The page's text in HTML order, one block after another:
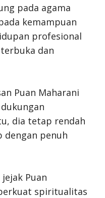
pada agama
kemampuan
profesional
dan
Puan Maharani
dia tetap rendah
dengan penuh
Puan
spiritualitas